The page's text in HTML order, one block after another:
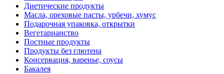
Диетические продукты
Масла, ореховые пасты, урбечи, хумус
Подарочная упаковка, открытки
Вегетарианство
Постные продукты
Продукты без глютена
Консервация, варенье, соусы
Бакалея